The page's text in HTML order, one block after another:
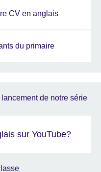
CV en anglais
du primaire
sur YouTube?